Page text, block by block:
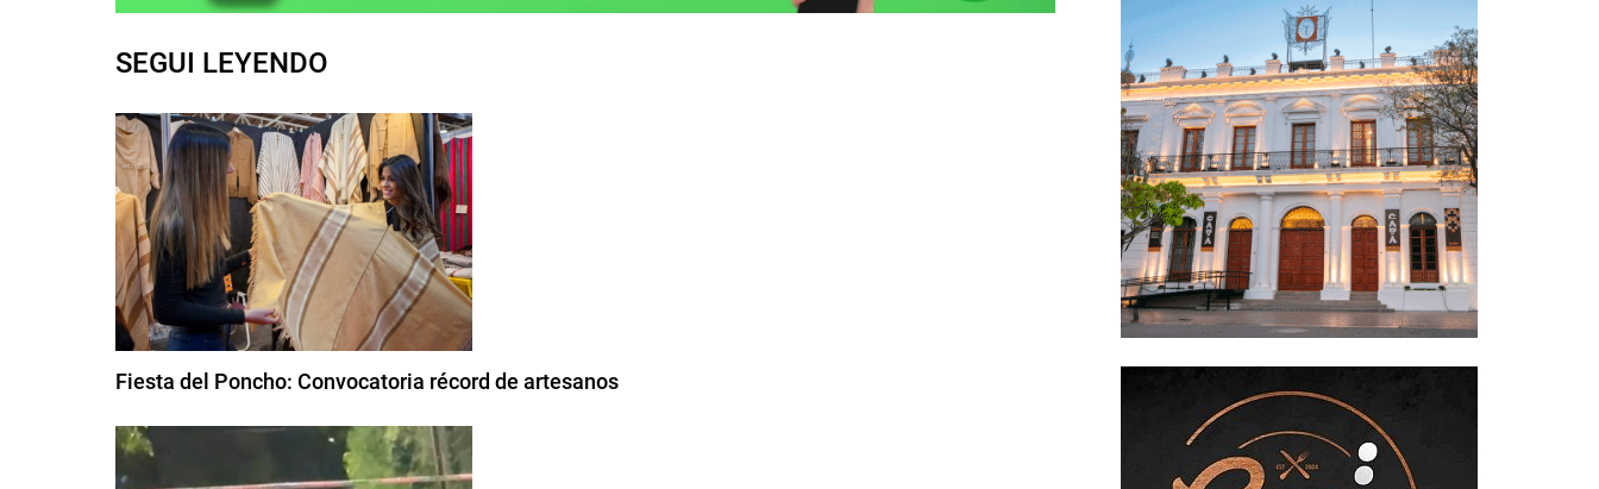
SEGUI LEYENDO
Fiesta del Poncho: Convocatoria récord de artesanos